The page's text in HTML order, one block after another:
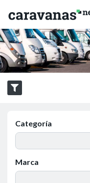
Categoría
Marca